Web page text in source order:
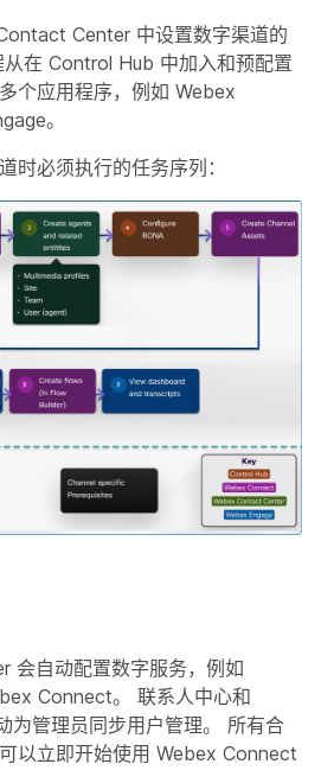
Center 中设置数字渠道的
在 Control Hub 中加入和预配置
个应用程序，例如 Webex
。
时必须执行的任务序列：
会自动配置数字服务，例如
Connect。 联系人中心和
为管理员同步用户管理。 所有合
以立即开始使用 Webex Connect